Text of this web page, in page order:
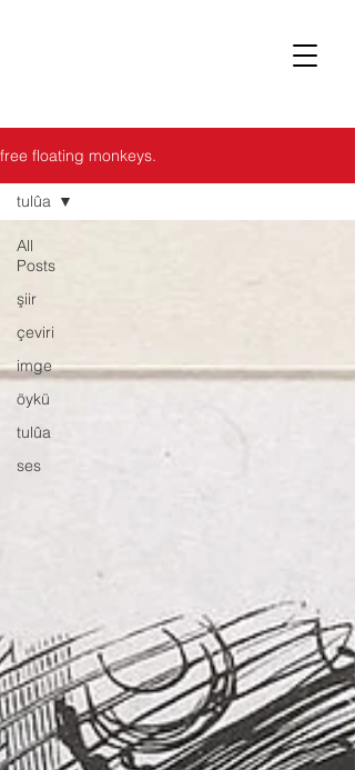
free floating monkeys.
All
Posts
şiir
çeviri
imge
öykü
tulûa
ses
tulûa